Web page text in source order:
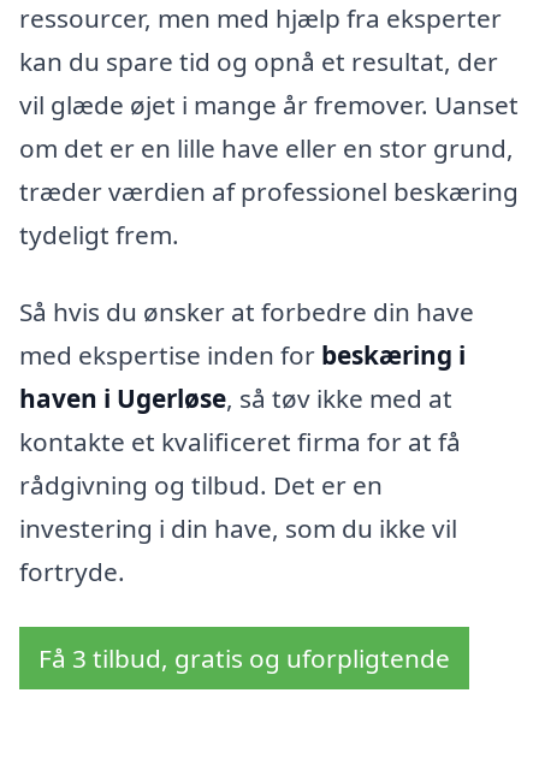
ressourcer, men med hjælp fra eksperter
kan du spare tid og opnå et resultat, der
vil glæde øjet i mange år fremover. Uanset
om det er en lille have eller en stor grund,
træder værdien af professionel beskæring
tydeligt frem.
Så hvis du ønsker at forbedre din have
med ekspertise inden for beskæring i
haven i Ugerløse, så tøv ikke med at
kontakte et kvalificeret firma for at få
rådgivning og tilbud. Det er en
investering i din have, som du ikke vil
fortryde.
Få 3 tilbud, gratis og uforpligtende